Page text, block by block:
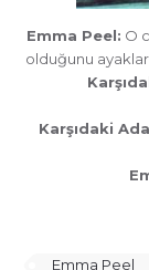
Emma Peel: O
olduğunu
Karşıdaki
Emma Peel